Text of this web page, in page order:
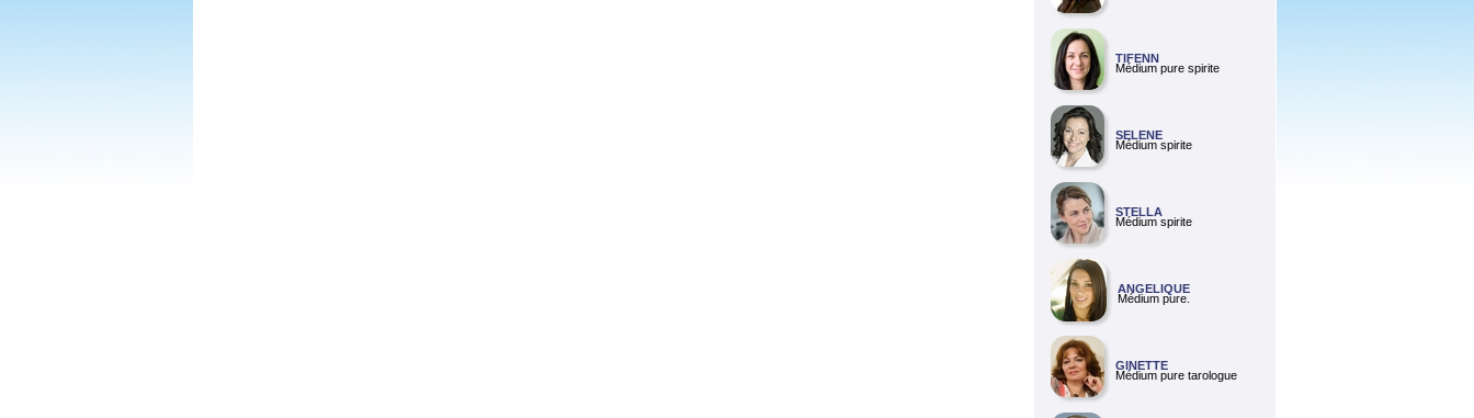
TIFENN
Médium pure spirite
SELENE
Médium spirite
STELLA
Médium spirite
ANGELIQUE
Médium pure.
GINETTE
Médium pure tarologue